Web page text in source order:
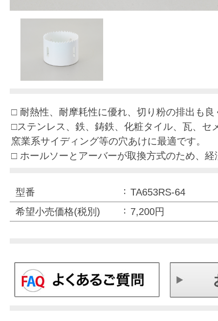
□ 耐熱性、耐摩耗性に優れ、切り粉の排出も良
□ステンレス、鉄、鋳鉄、化粧タイル、瓦、セ
窯業系サイディング等の穴あけに最適です。
□ ホールソーとアーバーが取換方式のため、経
型番
TA653RS-64
希望小売価格(税別)
7,200円